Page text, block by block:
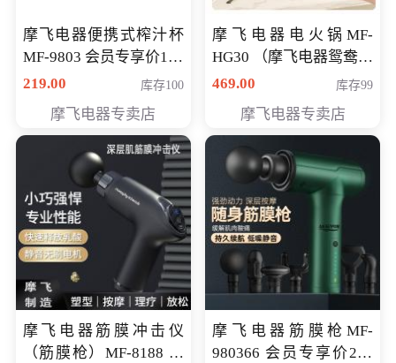
摩飞电器便携式榨汁杯
MF-9803 会员专享价138
元
219.00 库存100
摩飞电器专卖店
摩飞电器电火锅MF-
HG30 （摩飞电器鸳鸯锅
MF-HG30 ） 会员专享价
469.00 库存99
摩飞电器专卖店
摩飞电器筋膜冲击仪
（筋膜枪）MF-8188 会
摩飞电器筋膜枪MF-
980366 会员专享价299